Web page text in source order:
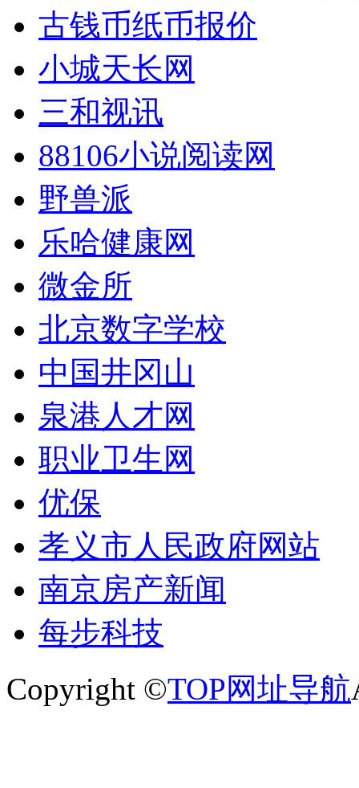
古钱币纸币报价
小城天长网
三和视讯
88106小说阅读网
野兽派
乐哈健康网
微金所
北京数字学校
中国井冈山
泉港人才网
职业卫生网
优保
孝义市人民政府网站
南京房产新闻
每步科技
Copyright ©TOP网址导航